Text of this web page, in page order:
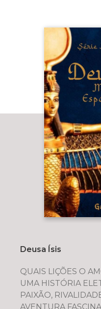
Deusa Ísis
QUAIS LIÇÕES O
UMA HISTÓRIA
PAIXÃO,
AVENTURA